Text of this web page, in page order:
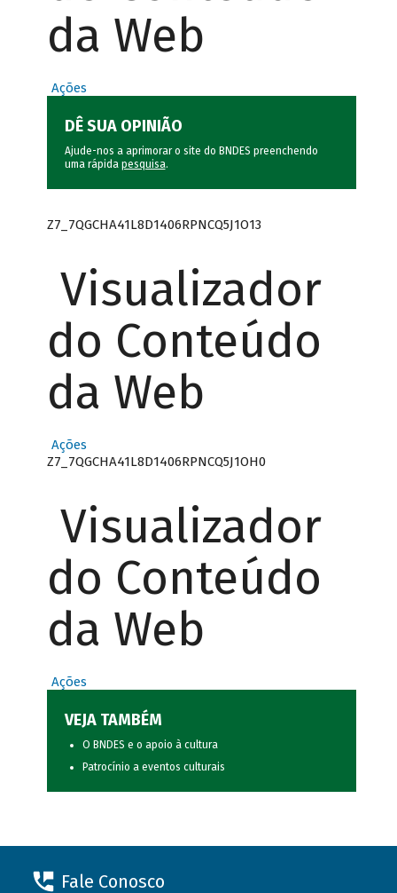
da Web
Ações
DÊ SUA OPINIÃO
Ajude-nos a aprimorar o site do BNDES preenchendo
uma rápida pesquisa.
Z7_7QGCHA41L8D1406RPNCQ5J1O13
Visualizador
do Conteúdo
da Web
Ações
Z7_7QGCHA41L8D1406RPNCQ5J1OH0
Visualizador
do Conteúdo
da Web
Ações
VEJA TAMBÉM
O BNDES e o apoio à cultura
Patrocínio a eventos culturais
Fale Conosco